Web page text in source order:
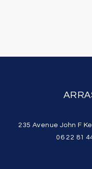
235 Avenue John F
06 22 81